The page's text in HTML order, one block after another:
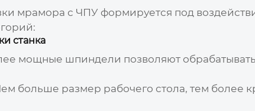
мрамора с ЧПУ формируется под
станка
мощные шпиндели позволяют
больше размер рабочего стола, тем более